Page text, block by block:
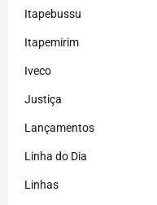
Itapebussu
Itapemirim
Iveco
Justiça
Lançamentos
Linha do Dia
Linhas